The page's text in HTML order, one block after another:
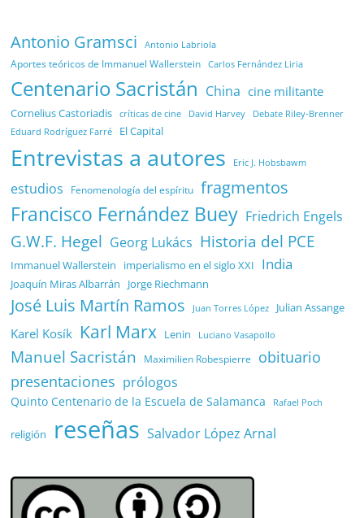
Antonio Gramsci Antonio Labriola
Aportes teóricos de Immanuel Wallerstein Carlos Fernández Liria
Centenario Sacristán China cine militante
Cornelius Castoriadis críticas de cine David Harvey Debate Riley-Brenner
Eduard Rodríguez Farré El Capital
Entrevistas a autores Eric J. Hobsbawm
estudios Fenomenología del espíritu fragmentos
Francisco Fernández Buey Friedrich Engels
G.W.F. Hegel Georg Lukács Historia del PCE
Immanuel Wallerstein imperialismo en el siglo XXI India
Joaquín Miras Albarrán Jorge Riechmann
José Luis Martín Ramos Juan Torres López Julian Assange
Karel Kosík Karl Marx Lenin Luciano Vasapollo
Manuel Sacristán Maximilien Robespierre
obituario
presentaciones prólogos
Quinto Centenario de la Escuela de Salamanca Rafael Poch
religión reseñas Salvador López Arnal